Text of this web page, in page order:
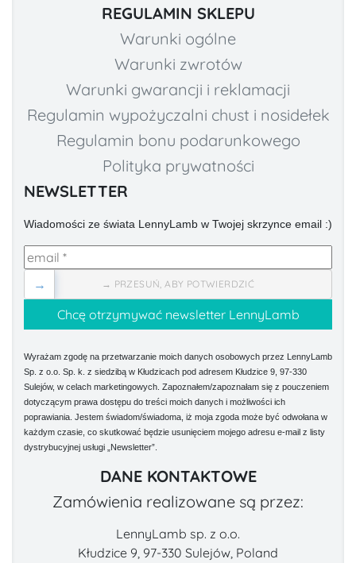
REGULAMIN SKLEPU
Warunki ogólne
Warunki zwrotów
Warunki gwarancji i reklamacji
Regulamin wypożyczalni chust i nosidełek
Regulamin bonu podarunkowego
Polityka prywatności
NEWSLETTER
Wiadomości ze świata LennyLamb w Twojej skrzynce email :)
→ PRZESUŃ, ABY POTWIERDZIĆ
→
Wyrażam zgodę na przetwarzanie moich danych osobowych przez LennyLamb
Sp. z o.o. Sp. k. z siedzibą w Kłudzicach pod adresem Kłudzice 9, 97-330
Sulejów, w celach marketingowych. Zapoznałem/zapoznałam się z pouczeniem
dotyczącym prawa dostępu do treści moich danych i możliwości ich
poprawiania. Jestem świadom/świadoma, iż moja zgoda może być odwołana w
każdym czasie, co skutkować będzie usunięciem mojego adresu e-mail z listy
dystrybucyjnej usługi „Newsletter”.
DANE KONTAKTOWE
Zamówienia realizowane są przez:
LennyLamb sp. z o.o.
Kłudzice 9, 97-330 Sulejów, Poland